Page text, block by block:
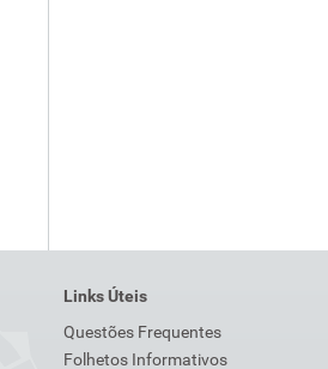
Links Úteis
Questões Frequentes
Folhetos Informativos